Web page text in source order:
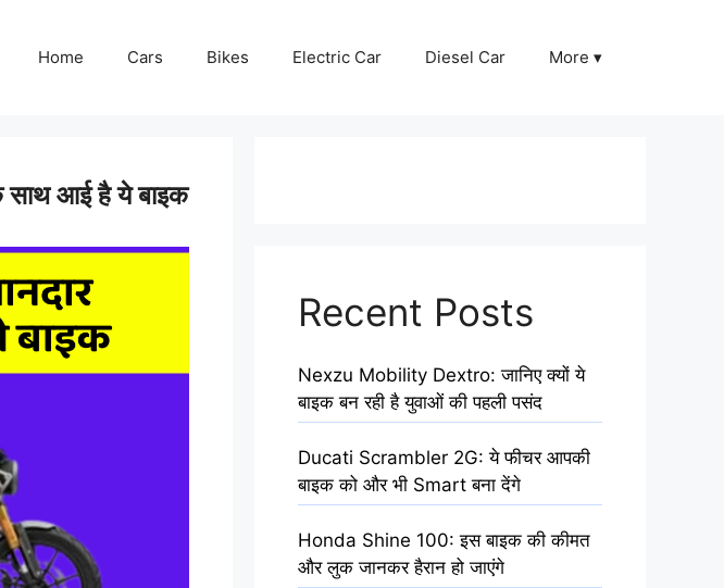
Home Cars Bikes Electric Car Diesel Car More ▾
आई है ये बाइक
Recent Posts
Nexzu Mobility Dextro: जानिए क्यों ये
बाइक बन रही है युवाओं की पहली पसंद
Ducati Scrambler 2G: ये फीचर आपकी
बाइक को और भी Smart बना देंगे
Honda Shine 100: इस बाइक की कीमत
और लुक जानकर हैरान हो जाएंगे